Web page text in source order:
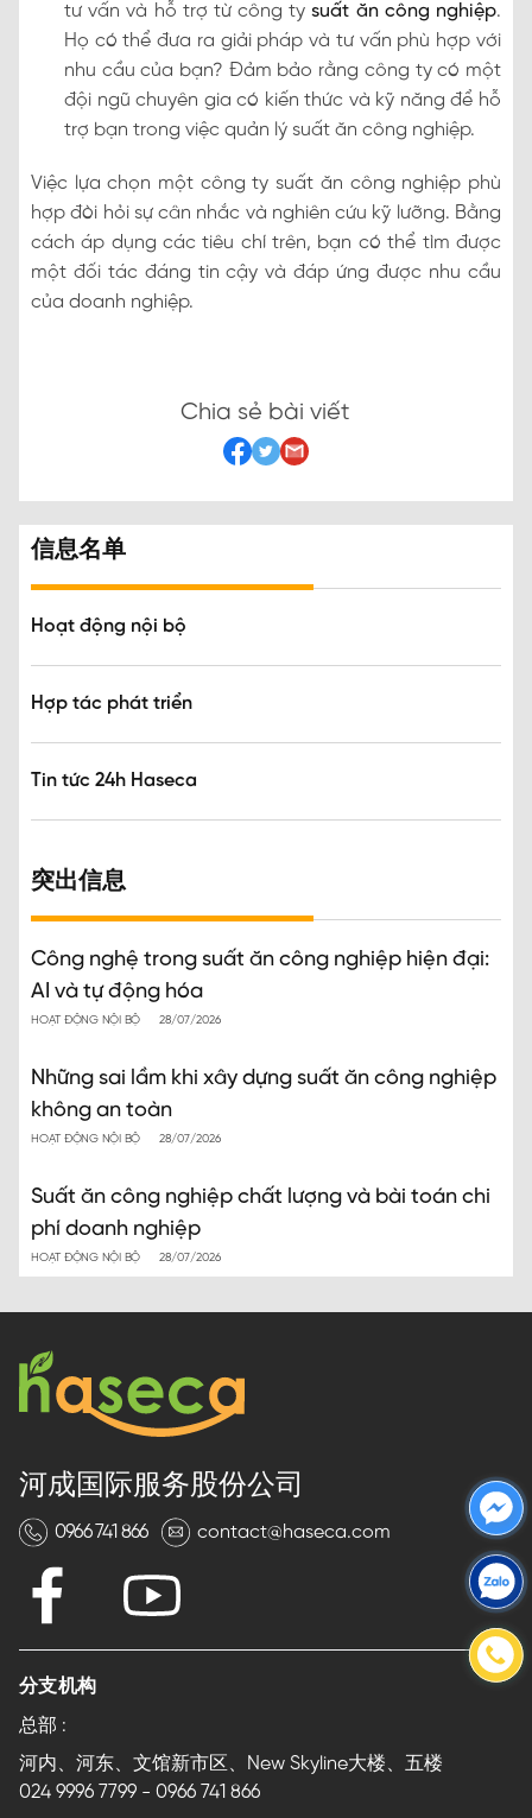
tư vấn và hỗ trợ từ công ty suất ăn công nghiệp.
Họ có thể đưa ra giải pháp và tư vấn phù hợp với
nhu cầu của bạn? Đảm bảo rằng công ty có một
đội ngũ chuyên gia có kiến thức và kỹ năng để hỗ
trợ bạn trong việc quản lý suất ăn công nghiệp.
Việc lựa chọn một công ty suất ăn công nghiệp phù
hợp đòi hỏi sự cân nhắc và nghiên cứu kỹ lưỡng. Bằng
cách áp dụng các tiêu chí trên, bạn có thể tìm được
một đối tác đáng tin cậy và đáp ứng được nhu cầu
của doanh nghiệp.
Chia sẻ bài viết
信息名单
Hoạt động nội bộ
Hợp tác phát triển
Tin tức 24h Haseca
突出信息
Công nghệ trong suất ăn công nghiệp hiện đại:
AI và tự động hóa
HOẠT ĐỘNG NỘI BỘ 28/07/2026
Những sai lầm khi xây dựng suất ăn công nghiệp
không an toàn
HOẠT ĐỘNG NỘI BỘ 28/07/2026
Suất ăn công nghiệp chất lượng và bài toán chi
phí doanh nghiệp
HOẠT ĐỘNG NỘI BỘ 28/07/2026
河成国际服务股份公司
0966 741 866 contact@haseca.com
分支机构
总部 :
河内、河东、文馆新市区、New Skyline大楼、五楼
024 9996 7799 - 0966 741 866